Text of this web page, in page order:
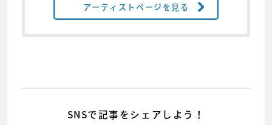
アーティストページを見る
SNSで記事をシェアしよう！